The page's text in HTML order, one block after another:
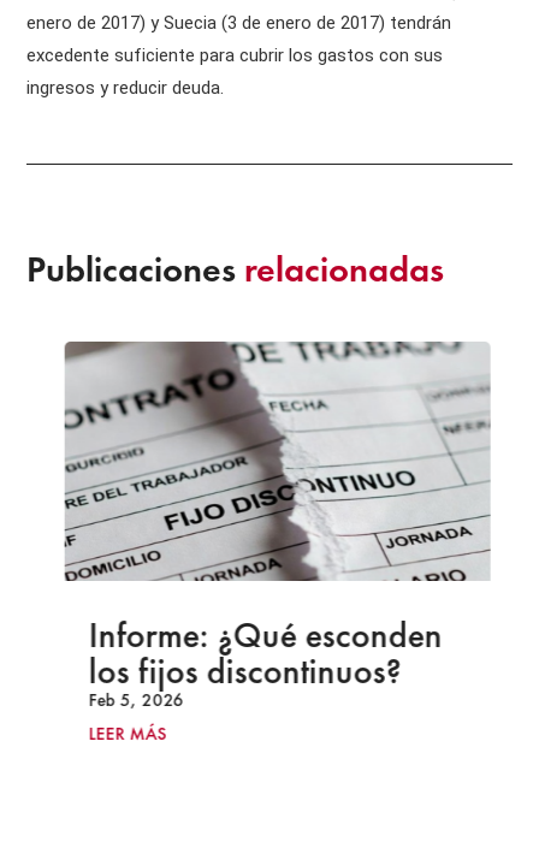
enero de 2017) y Suecia (3 de enero de 2017) tendrán
excedente suficiente para cubrir los gastos con sus
ingresos y reducir deuda.
Publicaciones relacionadas
Informe: ¿Qué esconden
los fijos discontinuos?
Feb 5, 2026
LEER MÁS